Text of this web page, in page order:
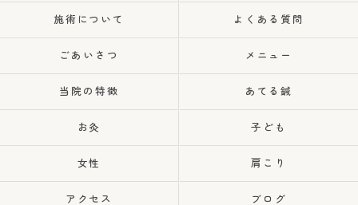
施術について よくある質問
ごあいさつ メニュー
当院の特徴 あてる鍼
お灸 子ども
女性 肩こり
アクセス ブログ